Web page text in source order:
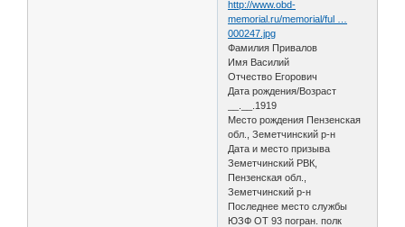
http://www.obd-
memorial.ru/memorial/ful …
000247.jpg
Фамилия Привалов
Имя Василий
Отчество Егорович
Дата рождения/Возраст
__.__.1919
Место рождения Пензенская
обл., Земетчинский р-н
Дата и место призыва
Земетчинский РВК,
Пензенская обл.,
Земетчинский р-н
Последнее место службы
ЮЗФ ОТ 93 погран. полк